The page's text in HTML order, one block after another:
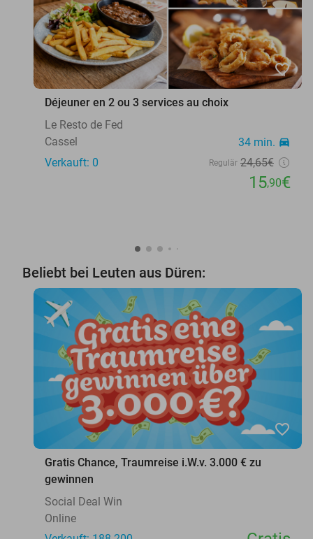
favorite_border
Déjeuner en 2 ou 3 services au choix
Le Resto de Fed
Cassel
34 min. directions_car
Verkauft: 0 Regulär 24,65€
15,90€
Beliebt bei Leuten aus Düren:
favorite_border
Gratis Chance, Traumreise i.W.v. 3.000 € zu
gewinnen
Social Deal Win
Online